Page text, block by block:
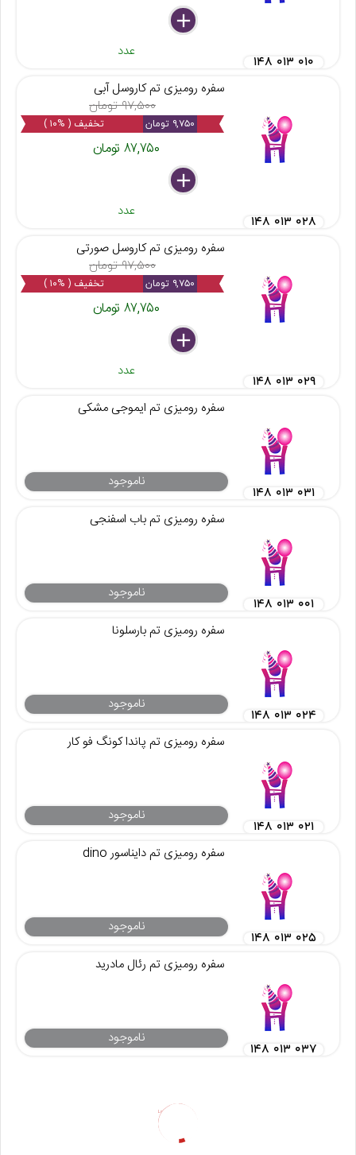
delete
remove
add
عدد
۱۴۸ ۰۱۳ ۰۱۰
سفره رومیزی تم کاروسل آبی
۹۷,۵۰۰ تومان
۹,۷۵۰ تومان تخفیف ( %۱۰ )
۸۷,۷۵۰ تومان
delete
remove
add
عدد
۱۴۸ ۰۱۳ ۰۲۸
سفره رومیزی تم کاروسل صورتی
۹۷,۵۰۰ تومان
۹,۷۵۰ تومان تخفیف ( %۱۰ )
۸۷,۷۵۰ تومان
delete
remove
add
عدد
۱۴۸ ۰۱۳ ۰۲۹
سفره رومیزی تم ایموجی مشکی
ناموجود
۱۴۸ ۰۱۳ ۰۳۱
سفره رومیزی تم باب اسفنجی
ناموجود
۱۴۸ ۰۱۳ ۰۰۱
سفره رومیزی تم بارسلونا
ناموجود
۱۴۸ ۰۱۳ ۰۲۴
سفره رومیزی تم پاندا کونگ فو کار
ناموجود
۱۴۸ ۰۱۳ ۰۲۱
سفره رومیزی تم دایناسور dino
ناموجود
۱۴۸ ۰۱۳ ۰۲۵
سفره رومیزی تم رئال مادرید
ناموجود
۱۴۸ ۰۱۳ ۰۳۷
Loading...